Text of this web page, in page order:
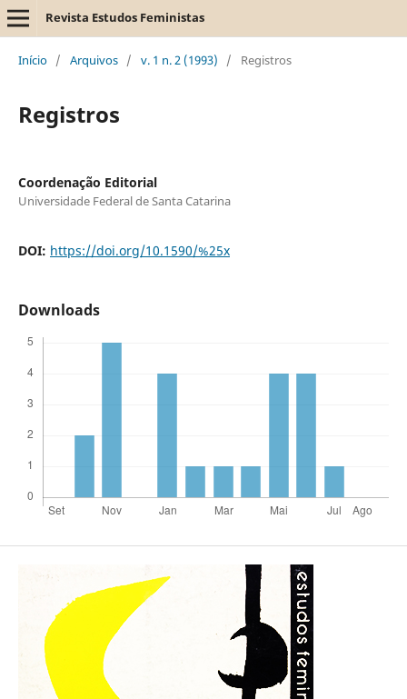
Revista Estudos Feministas
Início / Arquivos / v. 1 n. 2 (1993) / Registros
Registros
Coordenação Editorial
Universidade Federal de Santa Catarina
DOI: https://doi.org/10.1590/%25x
Downloads